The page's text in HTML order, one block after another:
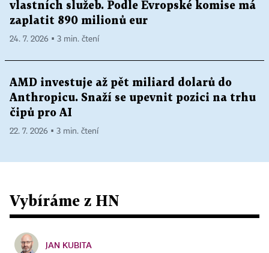
vlastních služeb. Podle Evropské komise má
zaplatit 890 milionů eur
24. 7. 2026 ▪ 3 min. čtení
AMD investuje až pět miliard dolarů do
Anthropicu. Snaží se upevnit pozici na trhu
čipů pro AI
22. 7. 2026 ▪ 3 min. čtení
Vybíráme z HN
JAN KUBITA